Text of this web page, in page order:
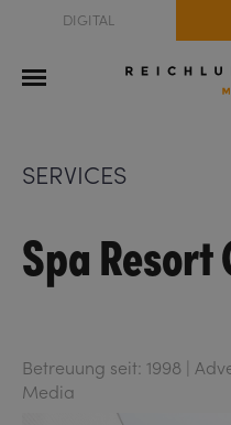
DIGITAL
SERVICES
Spa
Betreuung seit: 1998 |
Media